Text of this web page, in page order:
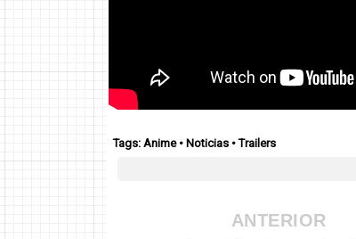
Tags: Anime• Noticias •Trailers
ANTERIOR